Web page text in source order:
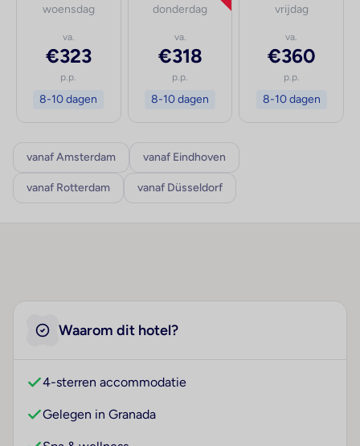
woensdag
va.
€323
p.p.
8-10 dagen
donderdag
va.
€318
p.p.
8-10 dagen
vrijdag
va.
€360
p.p.
8-10 dagen
vanaf Amsterdam vanaf Eindhoven
vanaf Rotterdam vanaf Düsseldorf
Waarom dit hotel?
4-sterren accommodatie
Gelegen in Granada